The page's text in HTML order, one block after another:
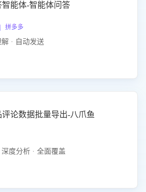
能体-智能体问答
多多
· 自动发送
评论数据批量导出-八爪鱼
度分析 · 全面覆盖